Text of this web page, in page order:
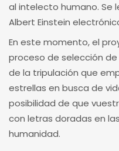
al intelecto humano. Se
Albert Einstein
En este momento, el
proceso de selección
de la tripulación que
estrellas en busca de
posibilidad de que
con letras doradas en
humanidad.